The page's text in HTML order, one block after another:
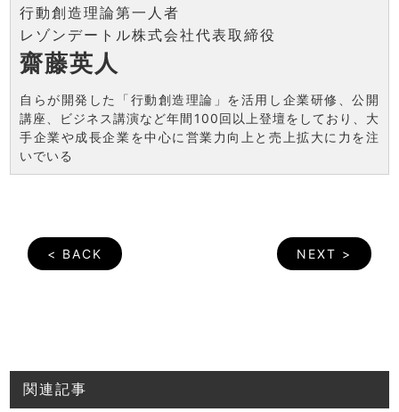
行動創造理論第一人者
レゾンデートル株式会社代表取締役
齋藤英人
自らが開発した「行動創造理論」を活用し企業研修、公開
講座、ビジネス講演など年間100回以上登壇をしており、大
手企業や成長企業を中心に営業力向上と売上拡大に力を注
いでいる
< BACK NEXT >
関連記事